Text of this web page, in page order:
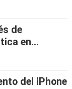
de
en
del iPhone